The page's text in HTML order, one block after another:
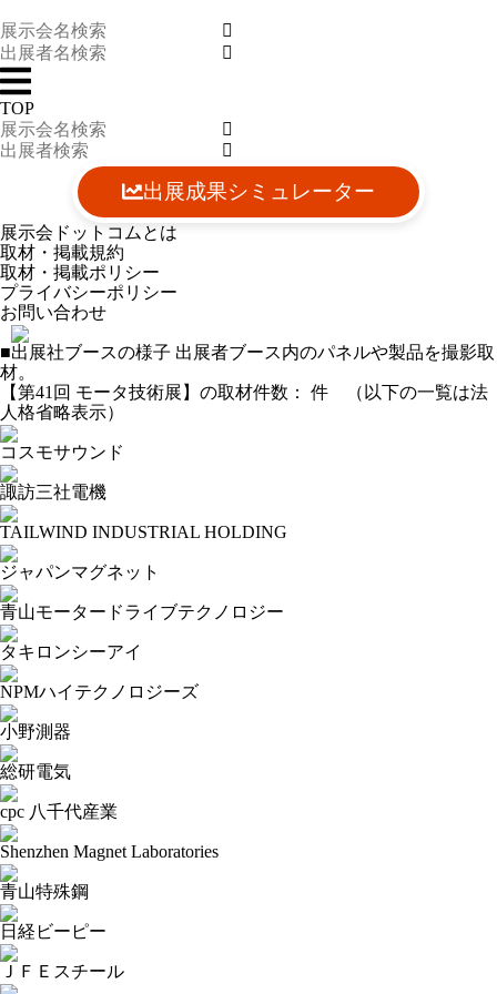
TOP
出展成果シミュレーター
展示会ドットコムとは
取材・掲載規約
取材・掲載ポリシー
プライバシーポリシー
お問い合わせ
■出展社ブースの様子 出展者ブース内のパネルや製品を撮影取
材。
【第41回 モータ技術展】の取材件数：
件 （以下の一覧は法
人格省略表示）
コスモサウンド
諏訪三社電機
TAILWIND INDUSTRIAL HOLDING
ジャパンマグネット
青山モータードライブテクノロジー
タキロンシーアイ
NPMハイテクノロジーズ
小野測器
総研電気
cpc 八千代産業
Shenzhen Magnet Laboratories
青山特殊鋼
日経ビーピー
ＪＦＥスチール